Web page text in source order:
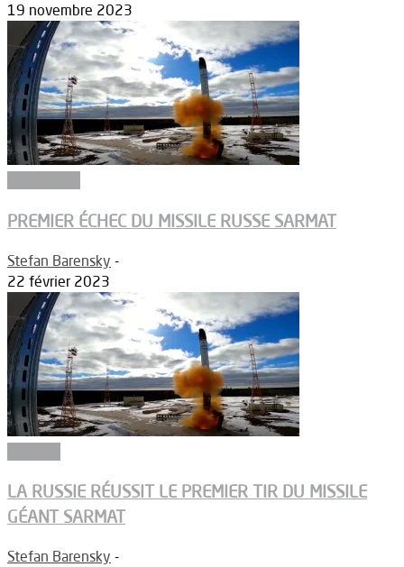
19 novembre 2023
PREMIER ÉCHEC DU MISSILE RUSSE SARMAT
Stefan Barensky -
22 février 2023
LA RUSSIE RÉUSSIT LE PREMIER TIR DU MISSILE
GÉANT SARMAT
Stefan Barensky -